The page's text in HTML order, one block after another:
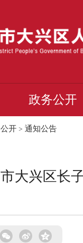
政务公开
开 > 通知公告
大兴区长